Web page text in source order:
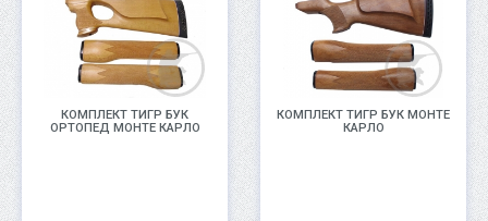
КОМПЛЕКТ ТИГР БУК
ОРТОПЕД МОНТЕ КАРЛО
КОМПЛЕКТ ТИГР БУК МОНТЕ
КАРЛО